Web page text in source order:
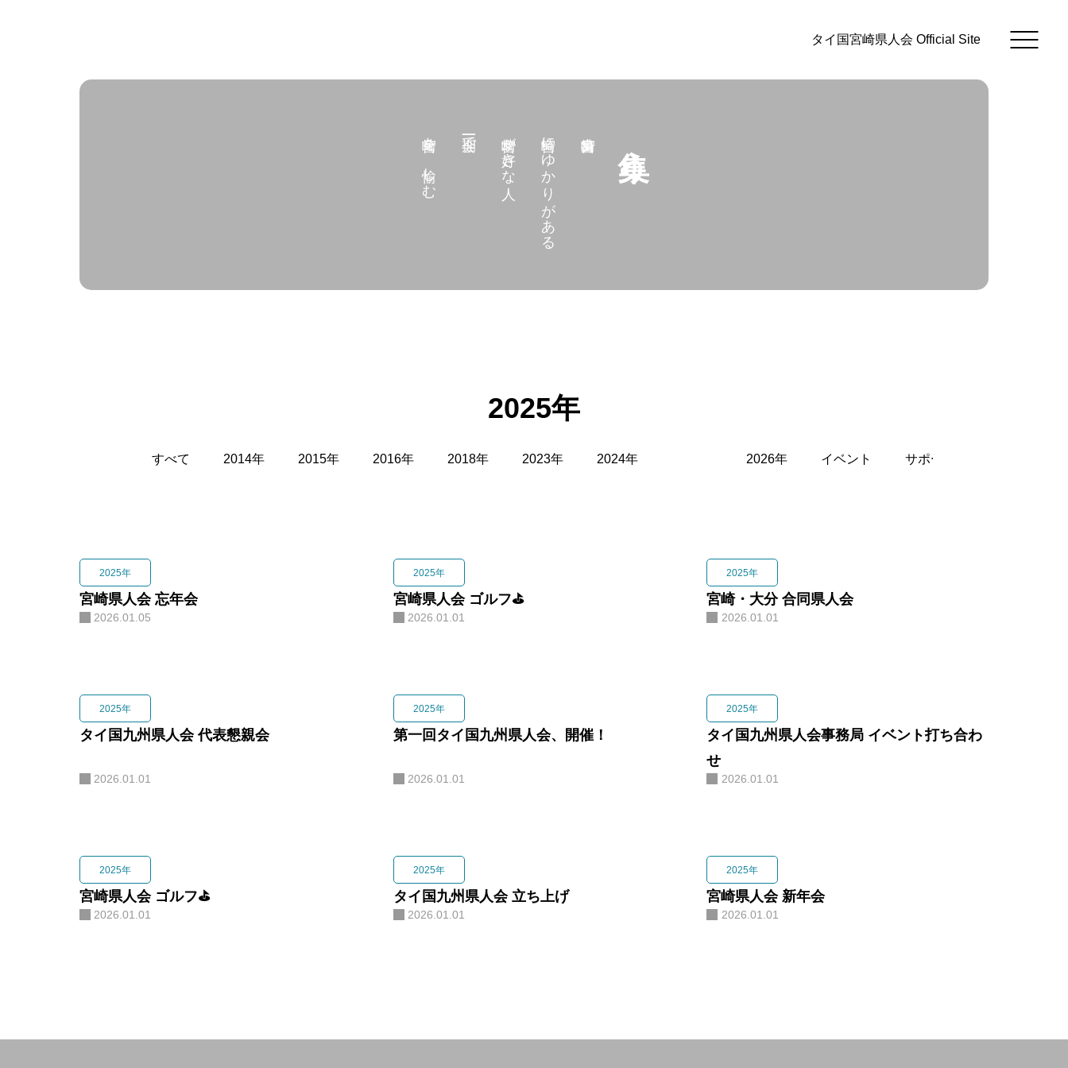
タイ国宮崎県人会 Official Site
集う。
宮崎にゆかりがある
宮崎が好きな人
一期一会で
宮崎を、愉しむ
2025年
2025年
宮崎県人会 忘年会
2026.01.05
2025年
宮崎県人会 ゴルフ⛳️
2026.01.01
2025年
宮崎・大分 合同県人会
2026.01.01
2025年
タイ国九州県人会 代表懇親会
2026.01.01
2025年
第一回タイ国九州県人会、開催！
2026.01.01
2025年
タイ国九州県人会事務局 イベント打ち合わ
せ
2026.01.01
2025年
宮崎県人会 ゴルフ⛳️
2026.01.01
2025年
タイ国九州県人会 立ち上げ
2026.01.01
2025年
宮崎県人会 新年会
2026.01.01